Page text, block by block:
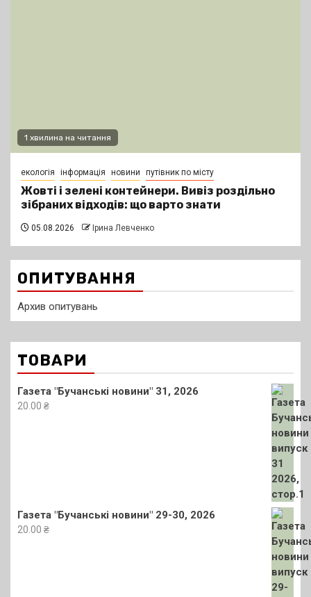
1 хвилина на читання
екологія інформація новини путівник по місту
Жовті і зелені контейнери. Вивіз роздільно
зібраних відходів: що варто знати
05.08.2026 Ірина Левченко
ОПИТУВАННЯ
Архив опитувань
ТОВАРИ
Газета "Бучанські новини" 31, 2026
20.00 ₴
Газета "Бучанські новини" 29-30, 2026
20.00 ₴